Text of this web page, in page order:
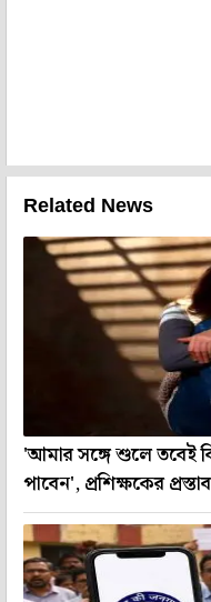
Related News
'আমার সঙ্গে শুলে তবেই
পাবেন', প্রশিক্ষকের